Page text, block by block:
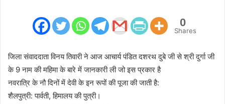
0
Shares
जिला संवाददाता विनय तिवारी ने आज आचार्य पंडित दशरथ दुबे जी से श्री दुर्गा जी
के 9 नाम की महिमा के बारे में जानकारी ली जो इस प्रकार है
नवरात्रि के नौ दिनों में देवी के इन रूपों की पूजा की जाती है:
शैलपुत्री: पार्वती, हिमालय की पुत्री।